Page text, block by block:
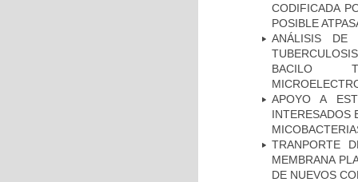
CODIFICADA
POSIBLE
ANÁLISIS DE
BACILO
APOYO A
INTERESADOS
TRANPORTE
MEMBRANA
DE NUEVOS